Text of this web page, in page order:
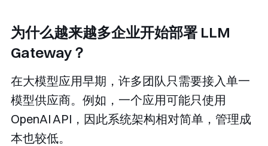
为什么越来越多企业开始部署 LLM
Gateway？
在大模型应用早期，许多团队只需要接入单一
模型供应商。例如，一个应用可能只使用
OpenAI API，因此系统架构相对简单，管理成
本也较低。